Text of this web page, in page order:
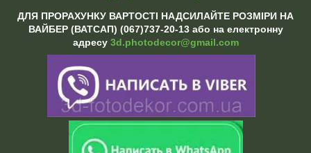
ДЛЯ ПРОРАХУНКУ ВАРТОСТІ НАДСИЛАЙТЕ РОЗМІРИ НА
ВАЙБЕР (ВАТСАП) (067)737-20-13 або на електронну
адресу 3d.photodecor@gmail.com